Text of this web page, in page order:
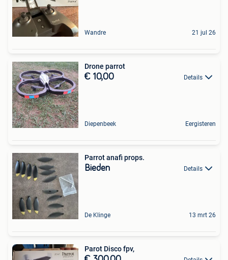
Wandre 21 jul 26
Drone parrot
€ 10,00 Details
Diepenbeek Eergisteren
Parrot anafi props.
Bieden Details
De Klinge 13 mrt 26
Parot Disco fpv,